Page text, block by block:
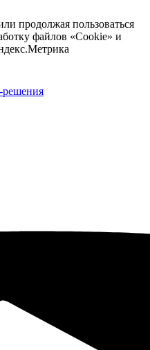
продолжая пользоваться
файлов «Cookie» и
решения